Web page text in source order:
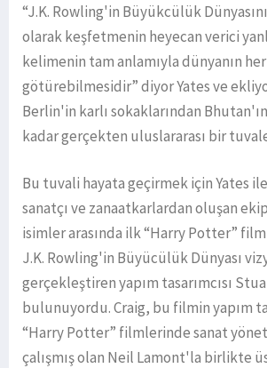
“J.K. Rowling'in Büyükcülük
olarak keşfetmenin heyecan verici
kelimenin tam anlamıyla dünyanın
götürebilmesidir” diyor Yates ve
Berlin'in karlı sokaklarından
kadar gerçekten uluslararası bir
Bu tuvali hayata geçirmek için Yates
sanatçı ve zanaatkarlardan oluşan
isimler arasında ilk “Harry Potter”
J.K. Rowling'in Büyücülük Dünyası
gerçekleştiren yapım tasarımcısı
bulunuyordu. Craig, bu filmin yapım
“Harry Potter” filmlerinde sanat
çalışmış olan Neil Lamont'la birlikte